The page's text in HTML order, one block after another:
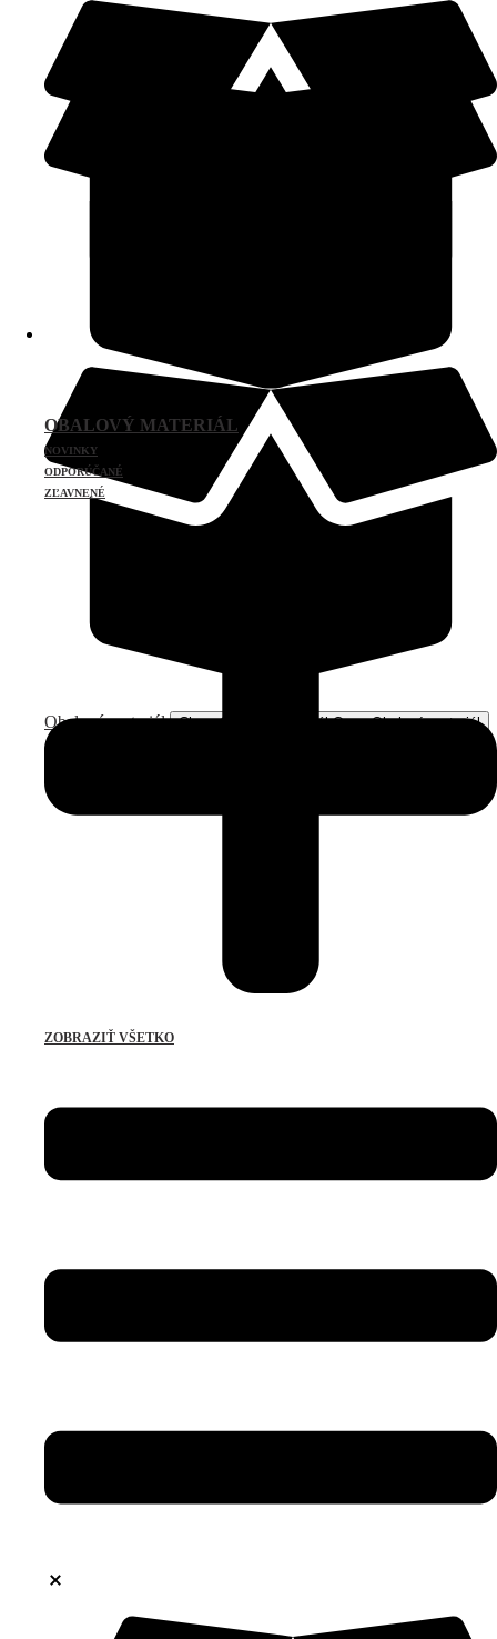
Obalový materiál Close Obalový materiál Open Obalový materiál
OBALOVÝ MATERIÁL
NOVINKY
ODPORÚČANÉ
ZĽAVNENÉ
ZOBRAZIŤ VŠETKO